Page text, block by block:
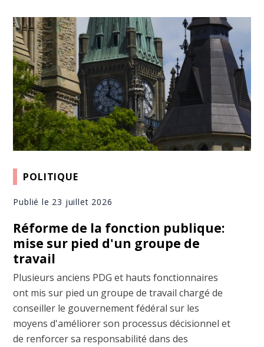
POLITIQUE
Publié le 23 juillet 2026
Réforme de la fonction publique:
mise sur pied d'un groupe de
travail
Plusieurs anciens PDG et hauts fonctionnaires
ont mis sur pied un groupe de travail chargé de
conseiller le gouvernement fédéral sur les
moyens d'améliorer son processus décisionnel et
de renforcer sa responsabilité dans des